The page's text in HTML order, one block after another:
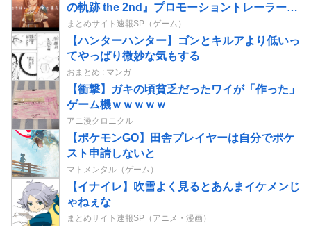
の軌跡 the 2nd』プロモーショントレーラー公
開！
まとめサイト速報SP（ゲーム）
【ハンターハンター】ゴンとキルアより低いっ
てやっぱり微妙な気もする
おまとめ : マンガ
【衝撃】ガキの頃貧乏だったワイが「作った」
ゲーム機ｗｗｗｗｗ
アニ漫クロニクル
【ポケモンGO】田舎プレイヤーは自分でポケ
スト申請しないと
マトメンタル（ゲーム）
【イナイレ】吹雪よく見るとあんまイケメンじ
ゃねぇな
まとめサイト速報SP（アニメ・漫画）